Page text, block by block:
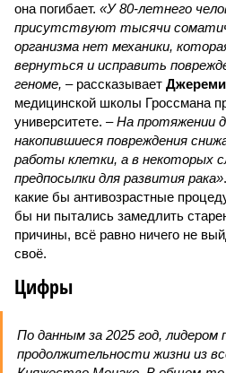
она погибает. «У 80-летнего
присутствуют тысячи
организма нет механики,
вернуться и исправить
геноме, – рассказывает
медицинской школы Гроссмана
университете. – На протяжении
накопившиеся повреждения
работы клетки, а в некоторых
предпосылки для развития рака»
какие бы антивозрастные
бы ни пытались замедлить
причины, всё равно ничего не
своё.
Цифры
По данным за 2025 год, лидером
продолжительности жизни из